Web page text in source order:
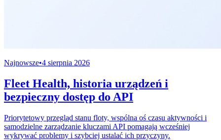
Najnowsze•4 sierpnia 2026
Fleet Health, historia urządzeń i
bezpieczny dostęp do API
Priorytetowy przegląd stanu floty, wspólna oś czasu aktywności i
samodzielne zarządzanie kluczami API pomagają wcześniej
wykrywać problemy i szybciej ustalać ich przyczyny.